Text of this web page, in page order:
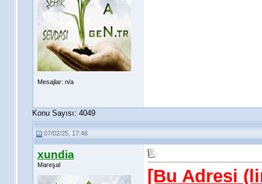
Mesajlar: n/a
Konu Sayısı: 4049
07/02/25, 17:46
xundia
Mareşal
[Bu Adresi